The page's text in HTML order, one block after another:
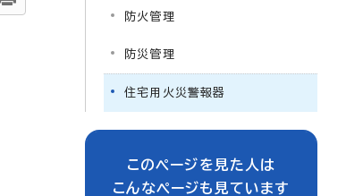
防火管理
防災管理
住宅用火災警報器
このページを見た人は
こんなページも見ています